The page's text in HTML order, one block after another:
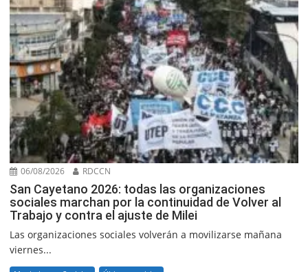
06/08/2026 RDCCN
San Cayetano 2026: todas las organizaciones
sociales marchan por la continuidad de Volver al
Trabajo y contra el ajuste de Milei
Las organizaciones sociales volverán a movilizarse mañana
viernes...